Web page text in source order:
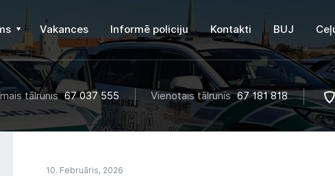
Vakances Informē policiju Kontakti BUJ
tālrunis 67 037 555 Vienotais tālrunis 67 181 818
10. Februāris, 2026